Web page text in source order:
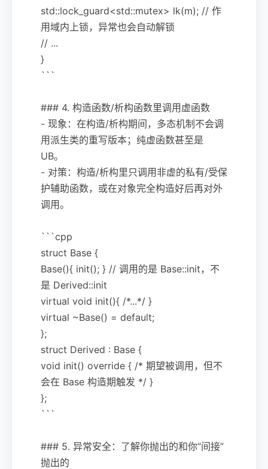
std::lock_guard<std::mutex> lk(m); // 作
用域内上锁，异常也会自动解锁
// ...
}
```
### 4. 构造函数/析构函数里调用虚函数
- 现象：在构造/析构期间，多态机制不会调
用派生类的重写版本；纯虚函数甚至是
UB。
- 对策：构造/析构里只调用非虚的私有/受保
护辅助函数，或在对象完全构造好后再对外
调用。
```cpp
struct Base {
Base(){ init(); } // 调用的是 Base::init，不
是 Derived::init
virtual void init(){ /*...*/ }
virtual ~Base() = default;
};
struct Derived : Base {
void init() override { /* 期望被调用，但不
会在 Base 构造期触发 */ }
};
```
### 5. 异常安全：了解你抛出的和你“间接”
抛出的